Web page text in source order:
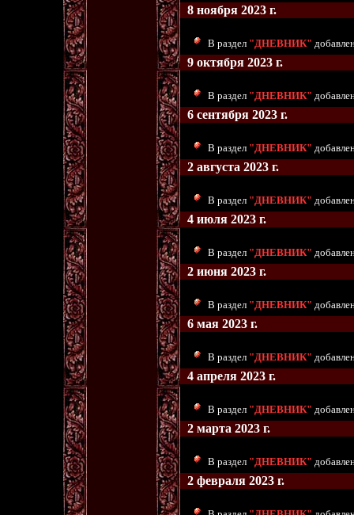
8 ноября 2023 г.
В раздел "ДНЕВНИК"
9 октября 2023 г.
В раздел "ДНЕВНИК"
6 сентября 2023 г.
В раздел "ДНЕВНИК"
2 августа 2023 г.
В раздел "ДНЕВНИК"
4 июля 2023 г.
В раздел "ДНЕВНИК"
2 июня 2023 г.
В раздел "ДНЕВНИК"
6 мая 2023 г.
В раздел "ДНЕВНИК"
4 апреля 2023 г.
В раздел "ДНЕВНИК"
2 марта 2023 г.
В раздел "ДНЕВНИК"
2 февраля 2023 г.